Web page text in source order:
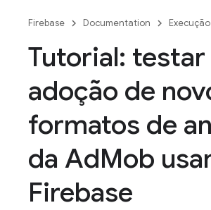
Firebase Documentation Execução
Tutorial: testar
adoção de
formatos de
da AdMob
Firebase